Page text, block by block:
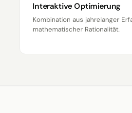
Interaktive Optimierung
Kombination aus jahrelanger
mathematischer Rationalität.